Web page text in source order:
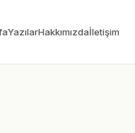
YazılarHakkımızdaİletişim